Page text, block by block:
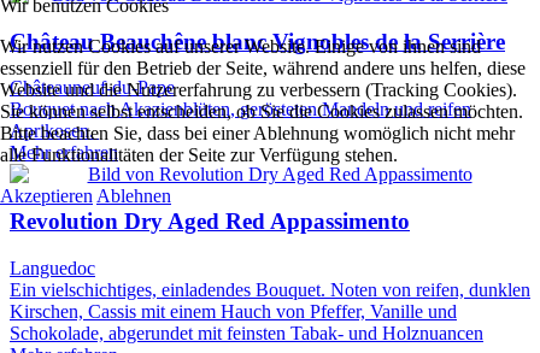
Château Beauchêne blanc Vignobles de la Serrière
Châteauneuf-du-Pape
Bouquet nach Akazienblüten, gerösteten Mandeln und reifen
Aprikosen.
Mehr erfahren
Revolution Dry Aged Red Appassimento
Languedoc
Ein vielschichtiges, einladendes Bouquet. Noten von reifen, dunklen
Kirschen, Cassis mit einem Hauch von Pfeffer, Vanille und
Schokolade, abgerundet mit feinsten Tabak- und Holznuancen
Wir benutzen Cookies
Wir nutzen Cookies auf unserer Website. Einige von ihnen sind
essenziell für den Betrieb der Seite, während andere uns helfen, diese
Website und die Nutzererfahrung zu verbessern (Tracking Cookies).
Sie können selbst entscheiden, ob Sie die Cookies zulassen möchten.
Bitte beachten Sie, dass bei einer Ablehnung womöglich nicht mehr
alle Funktionalitäten der Seite zur Verfügung stehen.
Akzeptieren Ablehnen